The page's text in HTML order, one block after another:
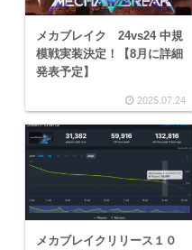
メカブレイク 24vs24 中規
模戦実装決定！【8月に詳細
発表予定】
2025.07.24
メカブレイクリリース１０